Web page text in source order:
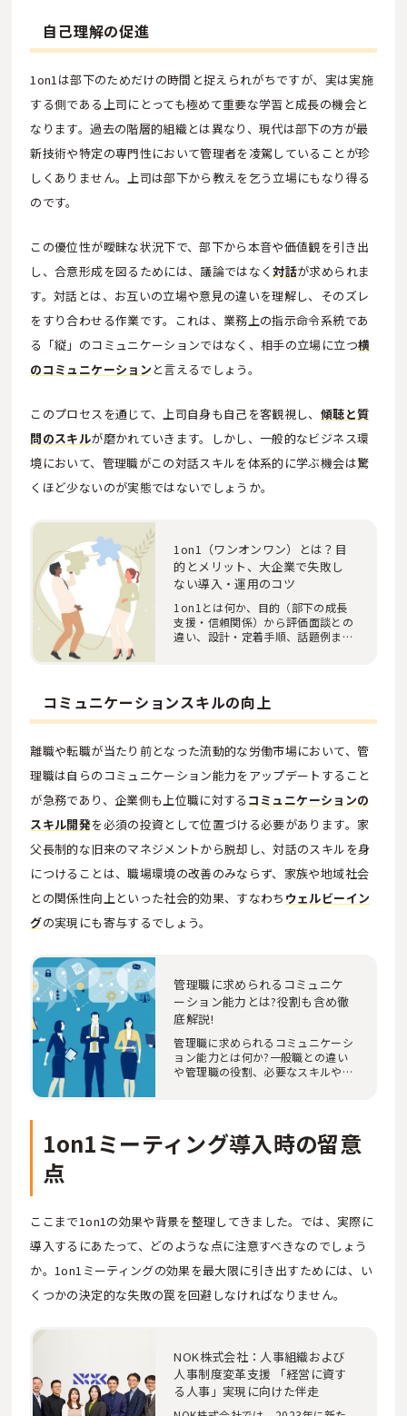
自己理解の促進
1on1は部下のためだけの時間と捉えられがちですが、実は実施
する側である上司にとっても極めて重要な学習と成長の機会と
なります。過去の階層的組織とは異なり、現代は部下の方が最
新技術や特定の専門性において管理者を凌駕していることが珍
しくありません。上司は部下から教えを乞う立場にもなり得る
のです。
この優位性が曖昧な状況下で、部下から本音や価値観を引き出
し、合意形成を図るためには、議論ではなく対話が求められま
す。対話とは、お互いの立場や意見の違いを理解し、そのズレ
をすり合わせる作業です。これは、業務上の指示命令系統であ
る「縦」のコミュニケーションではなく、相手の立場に立つ横
のコミュニケーション と言えるでしょう。
このプロセスを通じて、上司自身も自己を客観視し、 傾聴と質
問のスキルが磨かれていきます。しかし、一般的なビジネス環
境において、管理職がこの対話スキルを体系的に学ぶ機会は驚
くほど少ないのが実態ではないでしょうか。
1on1（ワンオンワン）とは？目
的とメリット、大企業で失敗し
ない導入・運用のコツ
1on1とは何か、目的（部下の成長
支援・信頼関係）から評価面談との
違い、設計・定着手順、話題例まで
コミュニケーションスキルの向上
離職や転職が当たり前となった流動的な労働市場において、管
理職は自らのコミュニケーション能力をアップデートすること
が急務であり、企業側も上位職に対する コミュニケーションの
スキル開発を必須の投資として位置づける必要があります。家
父長制的な旧来のマネジメントから脱却し、対話のスキルを身
につけることは、職場環境の改善のみならず、家族や地域社会
との関係性向上といった社会的効果、すなわち ウェルビーイン
グの実現にも寄与するでしょう。
管理職に求められるコミュニケ
ーション能力とは?役割も含め徹
底解説!
管理職に求められるコミュニケーシ
ョン能力とは何か?一般職との違い
や管理職の役割、必要なスキルや具
1on1ミーティング導入時の留意
点
ここまで1on1の効果や背景を整理してきました。では、実際に
導入するにあたって、どのような点に注意すべきなのでしょう
か。1on1ミーティングの効果を最大限に引き出すためには、い
くつかの決定的な失敗の罠を回避しなければなりません。
NOK株式会社：人事組織および
人事制度変革支援 「経営に資す
る人事」実現に向けた伴走